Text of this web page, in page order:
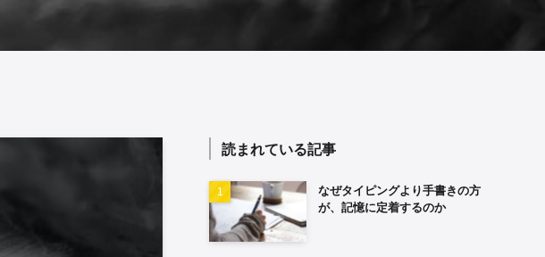
読まれている記事
なぜタイピングより手書きの方
が、記憶に定着するのか